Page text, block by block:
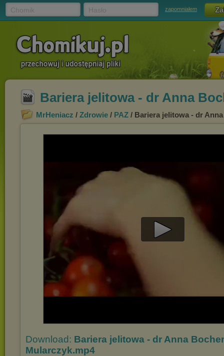
zapomniałem
Bariera jelitowa - dr Anna
MrHeniacz / Zdrowie / PAZ / Bariera jelitowa - dr
Play
Download: Bariera jelitowa - dr Anna
Mularczyk.mp4